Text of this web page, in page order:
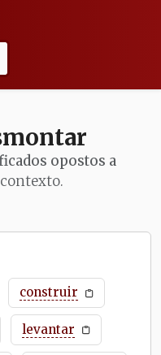
opostos a
construir
levantar